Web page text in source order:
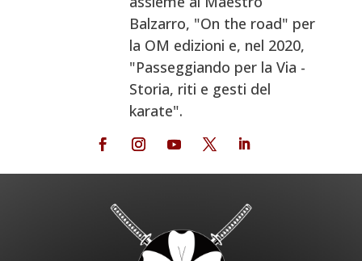
Balzarro, "On the road" per
la OM edizioni e, nel 2020,
"Passeggiando per la Via -
Storia, riti e gesti del
karate".